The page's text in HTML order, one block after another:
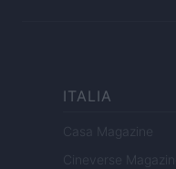
ITALIA
Casa Magazine
Cineverse Magazine